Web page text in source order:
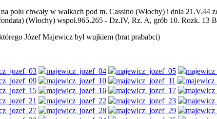
polu chwały w walkach pod m. Cassino (Włochy) i dnia 21.V.44
(Włochy) wspoł.965.265 - Dz.IV, Rz. A, grób 10. Rozk. 13
Józef Majewicz był wujkiem (brat prababci)